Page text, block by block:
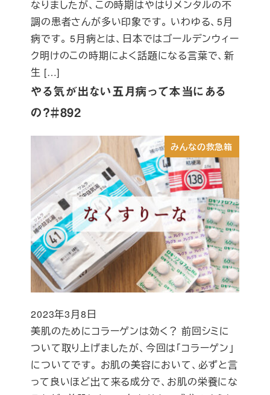
やる気が出ない五月病って本当にある
の？＃892
なりましたが、この時期はやはりメンタルの不
調の患者さんが多い印象です。 いわゆる、5月
病です。 5月病とは、日本ではゴールデンウィー
ク明けのこの時期によく話題になる言葉で、新
生 […]
みんなの救急箱
美肌のためにコラーゲンは効く？ 前回シミに
ついて取り上げましたが、今回は「コラーゲン」
についてです。 お肌の美容において、必ずと言
って良いほど出て来る成分で、お肌の栄養にな
投稿日
2023年3月8日